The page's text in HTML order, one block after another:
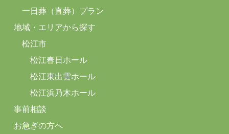
一日葬（直葬）プラン
地域・エリアから探す
松江市
松江春日ホール
松江東出雲ホール
松江浜乃木ホール
事前相談
お急ぎの方へ